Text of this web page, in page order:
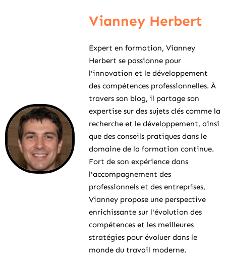
Vianney Herbert
Expert en formation, Vianney
Herbert se passionne pour
l'innovation et le développement
des compétences professionnelles. À
travers son blog, il partage son
expertise sur des sujets clés comme la
recherche et le développement, ainsi
que des conseils pratiques dans le
domaine de la formation continue.
Fort de son expérience dans
l'accompagnement des
professionnels et des entreprises,
Vianney propose une perspective
enrichissante sur l'évolution des
compétences et les meilleures
stratégies pour évoluer dans le
monde du travail moderne.